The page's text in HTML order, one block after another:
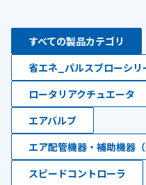
すべての製品カテゴリ
省エネ_パルスブローシリ
ロータリアクチュエータ
エアバルブ
エア配管機器・補助機器
スピードコントローラ